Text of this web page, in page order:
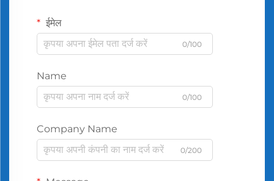
ईमेल
0/100
Name
0/100
Company Name
0/200